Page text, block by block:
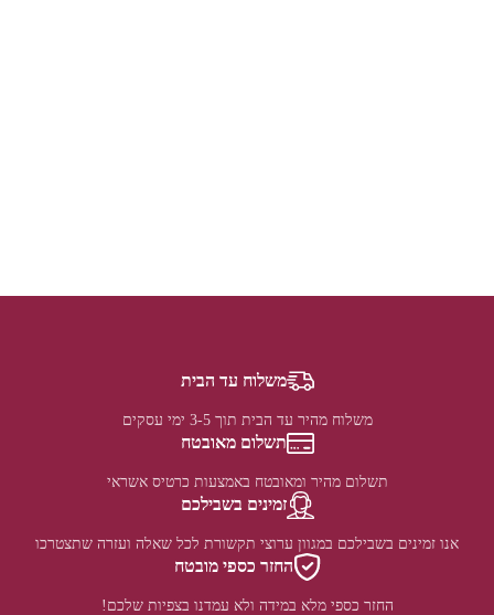
משלוח עד הבית
משלוח מהיר עד הבית תוך 3-5 ימי עסקים
תשלום מאובטח
תשלום מהיר ומאובטח באמצעות כרטיס אשראי
זמינים בשבילכם
אנו זמינים בשבילכם במגוון ערוצי תקשורת לכל שאלה ועזרה שתצטרכו
החזר כספי מובטח
החזר כספי מלא במידה ולא עמדנו בצפיות שלכם!